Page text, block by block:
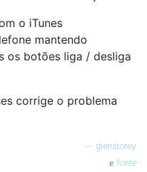
o iTunes
mantendo
os botões liga / desliga
corrige o problema
glenstorey
fonte